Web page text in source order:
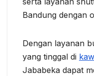
Bandung dengan
Dengan layanan
yang tinggal di
Jababeka dapat